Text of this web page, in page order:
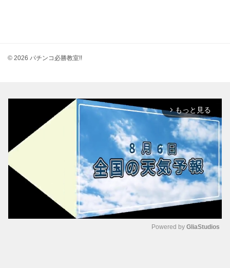
© 2026 パチンコ必勝教室!!
arrow_forward_ios もっと見る
Powered by GliaStudios